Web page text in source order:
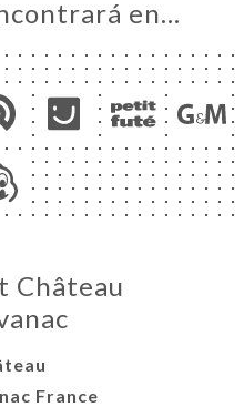
en…
Château
France